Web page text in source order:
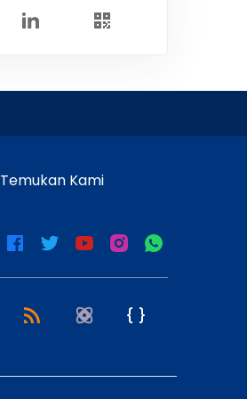
Temukan Kami